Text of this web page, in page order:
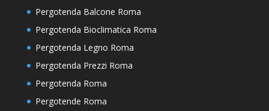
Pergotenda Balcone Roma
Pergotenda Bioclimatica Roma
Pergotenda Legno Roma
Pergotenda Prezzi Roma
Pergotenda Roma
Pergotende Roma